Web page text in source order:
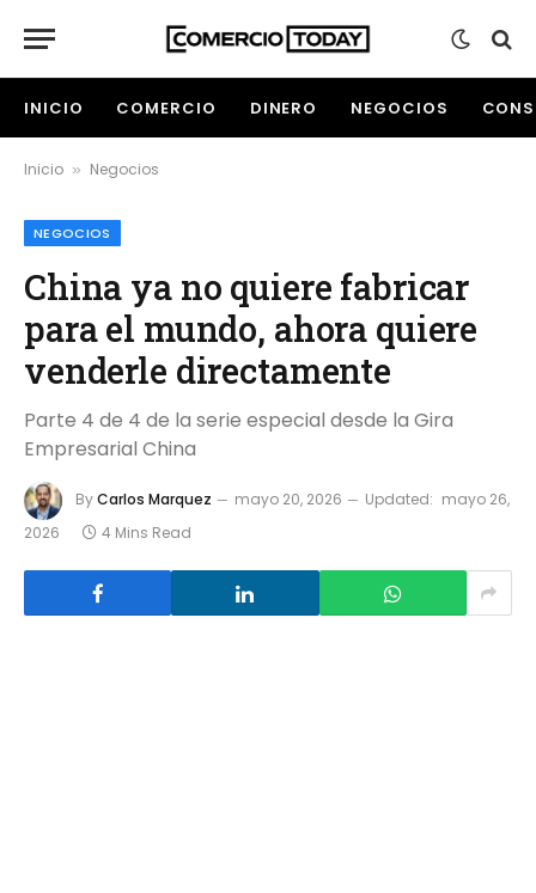
INICIO COMERCIO DINERO NEGOCIOS
Inicio » Negocios
NEGOCIOS
China ya no quiere fabricar
para el mundo, ahora quiere
venderle directamente
Parte 4 de 4 de la serie especial desde la Gira
Empresarial China
ByCarlos Marquez mayo 20, 2026 Updated: mayo 26,
2026
4 Mins Read